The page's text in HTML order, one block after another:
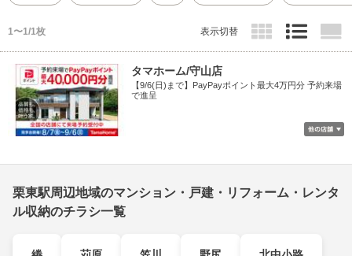
1〜1/1枚 表示切替
タマホーム/守山店
【9/6(日)まで】PayPayポイント最大4万円分 予約来場
で進呈
栗東駅周辺地域のマンション・戸建・リフォーム・レンタ
ル収納のチラシ一覧